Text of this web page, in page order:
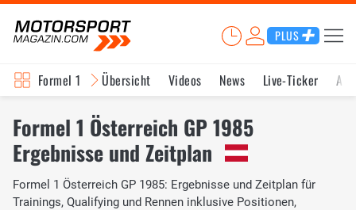
PLUS
Formel 1 Übersicht Videos News Live-Ticker
Formel 1 Österreich GP 1985
Ergebnisse und Zeitplan
Formel 1 Österreich GP 1985: Ergebnisse und Zeitplan für
Trainings, Qualifying und Rennen inklusive Positionen,